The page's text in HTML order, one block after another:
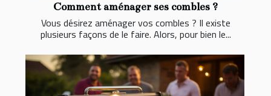
Comment aménager ses combles ?
Vous désirez aménager vos combles ? Il existe
plusieurs façons de le faire. Alors, pour bien le...